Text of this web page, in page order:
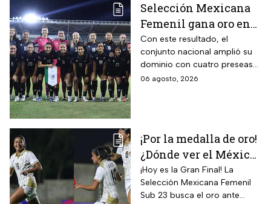
Selección Mexicana
Femenil gana oro en
Juegos
Centroamericanos; el
camino de México a la
gloria
Con este resultado, el
conjunto nacional amplió su
dominio con cuatro preseas
doradas de forma
06 agosto, 2026
¡Por la medalla de oro!
¿Dónde ver el México
vs Colombia Femenil?
Así puedes seguir la
¡Hoy es la Gran Final! La
Selección Mexicana Femenil
Sub 23 busca el oro ante